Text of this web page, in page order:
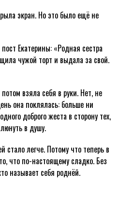
экран. Но это было ещё не
Екатерины: «Родная сестра
чужой торт и выдала за свой.
взяла себя в руки. Нет, не
она поклялась: больше ни
доброго жеста в сторону тех,
в душу.
стало легче. Потому что теперь в
что по-настоящему сладко. Без
называет себя роднёй.